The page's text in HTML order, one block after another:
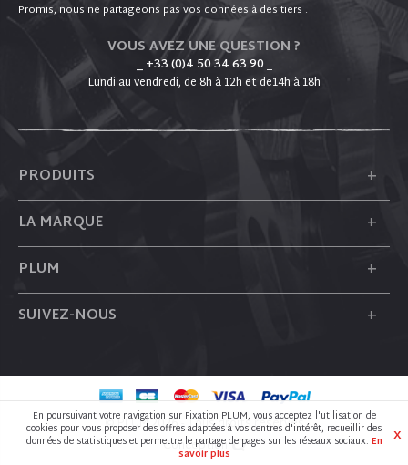
Promis, nous ne partageons pas vos données à des tiers .
VOUS AVEZ UNE QUESTION ?
_ +33 (0)4 50 34 63 90_
Lundi au vendredi, de 8h à 12h et de14h à 18h
PRODUITS +
LA MARQUE +
PLUM +
SUIVEZ-NOUS +
En poursuivant votre navigation sur Fixation PLUM, vous acceptez l'utilisation de
cookies pour vous proposer des offres adaptées à vos centres d'intérêt, recueillir des
données de statistiques et permettre le partage de pages sur les réseaux sociaux. En
savoir plus
X
© PLUM 2026 - Tous droits réservés
Conception